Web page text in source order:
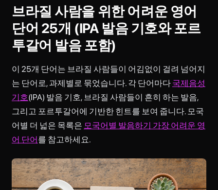
브라질 사람을 위한 어려운 영어
단어 25개 (IPA 발음 기호와 포르
투갈어 발음 포함)
이 25개 단어는 브라질 사람들이 어김없이 걸려 넘어지
는 단어로, 과제별로 묶었습니다. 각 단어마다 국제음성
기호(IPA) 발음 기호, 브라질 사람들이 흔히 하는 발음,
그리고 포르투갈어에 기반한 힌트를 보여 줍니다. 모국
어별 더 넓은 목록은 모국어별 발음하기 가장 어려운 영
어 단어 를 참고하세요.